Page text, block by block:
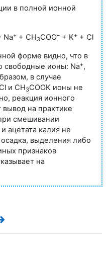
в полной ионной
Na+ + CH3COO– + K+ + Cl
форме видно, что в
свободные ионы: Na+,
в случае
и CH3COOK ионы не
реакция ионного
на практике
смешивании
ацетата калия не
выделения либо
признаков
на